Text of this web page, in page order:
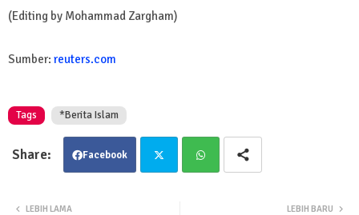
(Editing by Mohammad Zargham)
Sumber: reuters.com
Tags *Berita Islam
Facebook
LEBIH BARU
LEBIH LAMA